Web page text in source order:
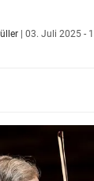
| 03. Juli 2025 -